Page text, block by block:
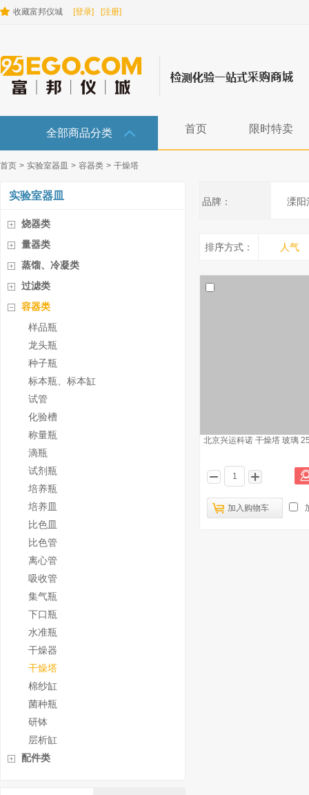
收藏富邦仪城 [登录] [注册]
全部商品分类 首页 限时特卖
首页 > 实验室器皿 > 容器类 > 干燥塔
实验室器皿
烧器类
量器类
蒸馏、冷凝类
过滤类
容器类
样品瓶
龙头瓶
种子瓶
标本瓶、标本缸
试管
化验槽
称量瓶
滴瓶
试剂瓶
培养瓶
培养皿
比色皿
比色管
离心管
吸收管
集气瓶
下口瓶
水准瓶
干燥器
干燥塔
棉纱缸
菌种瓶
研钵
层析缸
配件类
品牌： 溧阳
排序方式： 人气
北京兴运科诺 干燥塔 玻璃
加入购物车